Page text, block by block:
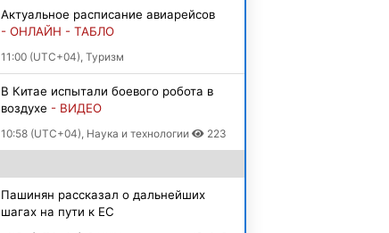
Актуальное расписание авиарейсов
- ОНЛАЙН - ТАБЛО
11:00 (UTC+04), Туризм
В Китае испытали боевого робота в
воздухе - ВИДЕО
10:58 (UTC+04), Наука и технологии 223
Пашинян рассказал о дальнейших
шагах на пути к ЕС